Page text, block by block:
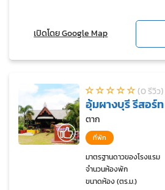
เปิดโดย Google Map
(0 รีวิว)
อุ้มผางบุรี รีสอร์ท
ตาก
ที่พัก
มาตรฐานดาวของโรงแรม
จำนวนห้องพัก
ขนาดห้อง (ตร.ม.)